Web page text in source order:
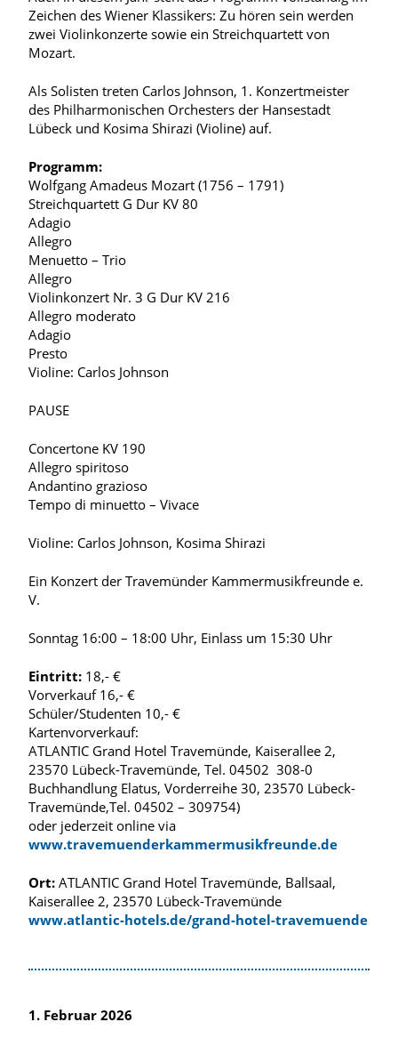
Zeichen des Wiener Klassikers: Zu hören sein werden
zwei Violinkonzerte sowie ein Streichquartett von
Mozart.
Als Solisten treten Carlos Johnson, 1. Konzertmeister
des Philharmonischen Orchesters der Hansestadt
Lübeck und Kosima Shirazi (Violine) auf.
Programm:
Wolfgang Amadeus Mozart (1756 – 1791)
Streichquartett G Dur KV 80
Adagio
Allegro
Menuetto – Trio
Allegro
Violinkonzert Nr. 3 G Dur KV 216
Allegro moderato
Adagio
Presto
Violine: Carlos Johnson
PAUSE
Concertone KV 190
Allegro spiritoso
Andantino grazioso
Tempo di minuetto – Vivace
Violine: Carlos Johnson, Kosima Shirazi
Ein Konzert der Travemünder Kammermusikfreunde e.
V.
Sonntag 16:00 – 18:00 Uhr, Einlass um 15:30 Uhr
Eintritt: 18,- €
Vorverkauf 16,- €
Schüler/Studenten 10,- €
Kartenvorverkauf:
ATLANTIC Grand Hotel Travemünde, Kaiserallee 2,
23570 Lübeck-Travemünde, Tel. 04502 308-0
Buchhandlung Elatus, Vorderreihe 30, 23570 Lübeck-
Travemünde,Tel. 04502 – 309754)
oder jederzeit online via
www.travemuenderkammermusikfreunde.de
Ort: ATLANTIC Grand Hotel Travemünde, Ballsaal,
Kaiserallee 2, 23570 Lübeck-Travemünde
www.atlantic-hotels.de/grand-hotel-travemuende
1. Februar 2026